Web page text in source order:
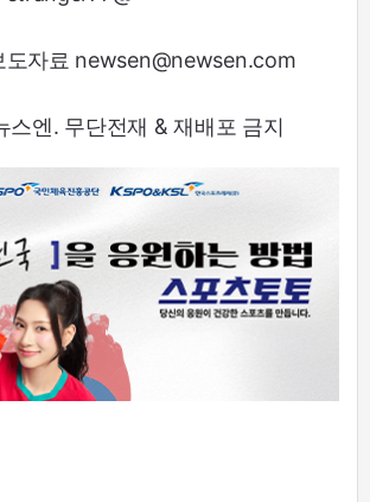
도자료 newsen@newsen.com
엔. 무단전재 & 재배포 금지